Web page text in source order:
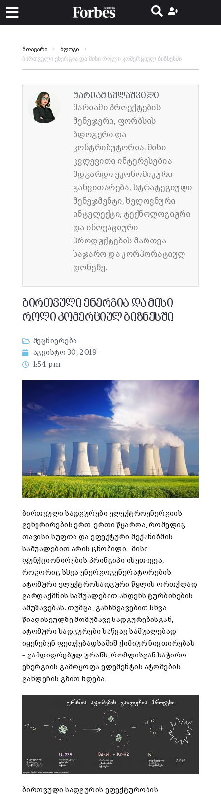
მთავარი ბლოგი
ბირთვული ენერგია და მისი როლი კომერციულ ბიზნესში
მარიამ სულაშვილი
მარიამი პროექტების
მენეჯერი, ფორბსის
ბლოგერი და
კონტრიბუტორია. მისი
კვლევითი ინტერესებია
მდგარდი ეკონომიკური
განვითარება, სტრატეგიული
მენეჯმენტი, ხელოვნური
ინტელექტი, ტექნოლოგიური
და ინოვაციური
პროდუქტების მართვა
საჯარო და კორპორატიულ
დონეზე.
ბირთვული ენერგია და მისი
როლი კომერციულ ბიზნესში
მეცნიერება
აგვისტო 30, 2019
1:54 pm
ბირთვული სადგურები ელექტროენერგიის
გენერირების ერთ-ერთი წყაროა, რომელიც
თავისი სუფთა და ეფექტური მექანიზმის
საშუალებით არის ცნობილი. მისი
ფუნქციონირების პრინციპი ისეთივეა,
როგორიც სხვა ენერგოგენერატორების.
ატომური ელექტროსადგური წყლის ორთქლად
გარდაქმნის საშუალებით ახდენს ტურბინების
ამუშავებას. თუმცა, განსხვავებით სხვა
წიაღისეულზე მომუშავე სადგურებისგან,
ატომური სადგურები საწვავ საშუალებად
იყენებენ ფეთქებადსაშიშ ქიმიურ ნივთირებას
– გამდიდრებულ ურანს, რომლისგან საჭირო
ენერგიის გამოყოფა ელემენტის ატომების
გახლეჩის გზით ხდება.
ბირთვული სადგურის ეფექტურობის